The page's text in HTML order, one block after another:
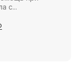
с...